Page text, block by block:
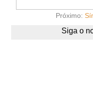
Próximo:
Siga o